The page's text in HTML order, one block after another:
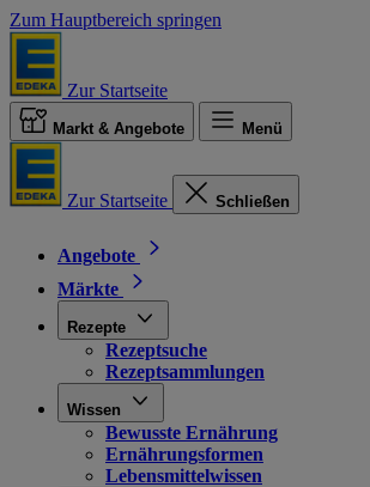
Zum Hauptbereich springen
Zur Startseite
Markt & Angebote Menü
Zur Startseite Schließen
Angebote
Märkte
Rezepte
Rezeptsuche
Rezeptsammlungen
Wissen
Bewusste Ernährung
Ernährungsformen
Lebensmittelwissen